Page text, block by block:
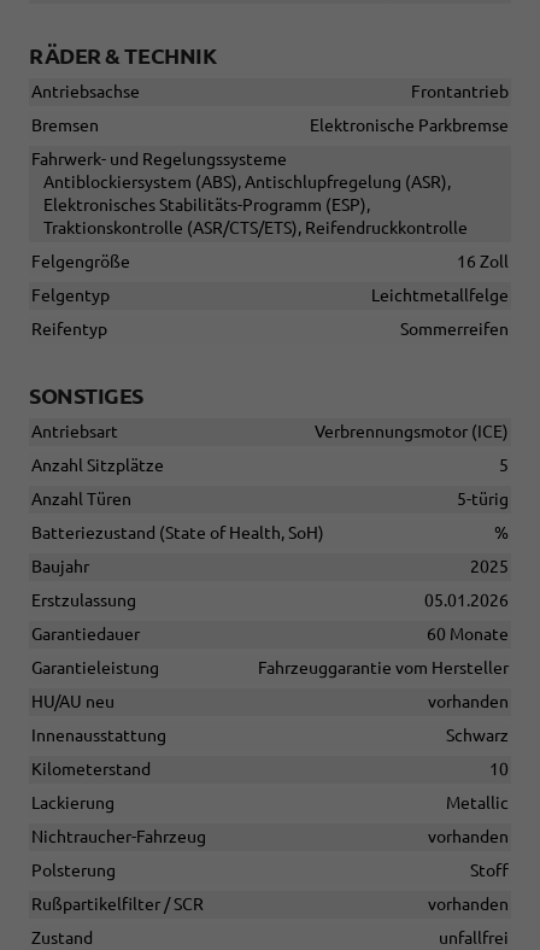
RÄDER & TECHNIK
Antriebsachse
Frontantrieb
Bremsen
Elektronische Parkbremse
Fahrwerk- und Regelungssysteme
Antiblockiersystem (ABS), Antischlupfregelung (ASR),
Elektronisches Stabilitäts-Programm (ESP),
Traktionskontrolle (ASR/CTS/ETS), Reifendruckkontrolle
Felgengröße
16 Zoll
Felgentyp
Leichtmetallfelge
Reifentyp
Sommerreifen
SONSTIGES
Antriebsart
Verbrennungsmotor (ICE)
Anzahl Sitzplätze
5
Anzahl Türen
5-türig
Batteriezustand (State of Health, SoH)
%
Baujahr
2025
Erstzulassung
05.01.2026
Garantiedauer
60 Monate
Garantieleistung
Fahrzeuggarantie vom Hersteller
HU/AU neu
vorhanden
Innenausstattung
Schwarz
Kilometerstand
10
Lackierung
Metallic
Nichtraucher-Fahrzeug
vorhanden
Polsterung
Stoff
Rußpartikelfilter / SCR
vorhanden
Zustand
unfallfrei